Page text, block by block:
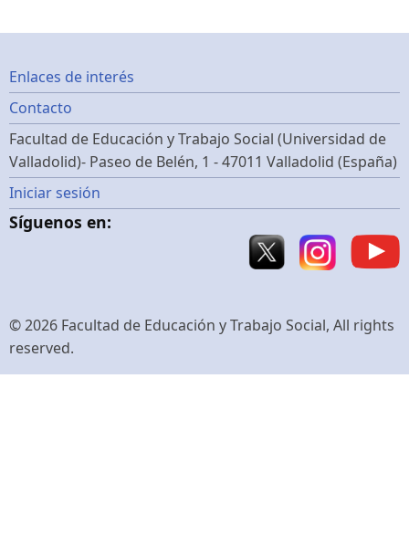
Footer
menu
Enlaces de interés
Contacto
Facultad de Educación y Trabajo Social (Universidad de
Valladolid)- Paseo de Belén, 1 - 47011 Valladolid (España)
Menú
de
de
usuario
Iniciar sesión
Síguenos en:
© 2026 Facultad de Educación y Trabajo Social, All rights
reserved.